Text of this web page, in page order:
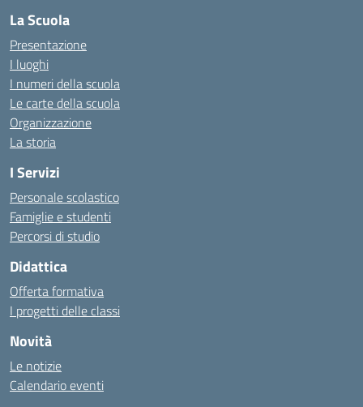
La Scuola
Presentazione
I luoghi
I numeri della scuola
Le carte della scuola
Organizzazione
La storia
I Servizi
Personale scolastico
Famiglie e studenti
Percorsi di studio
Didattica
Offerta formativa
I progetti delle classi
Novità
Le notizie
Calendario eventi